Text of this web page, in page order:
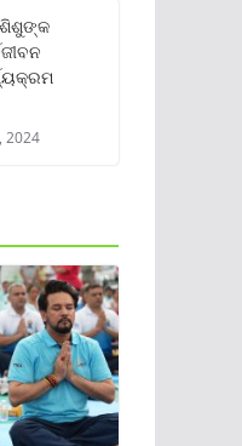
ଶିଶୁଙ୍କ
2024